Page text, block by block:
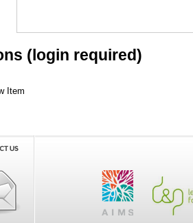
(login required)
Item